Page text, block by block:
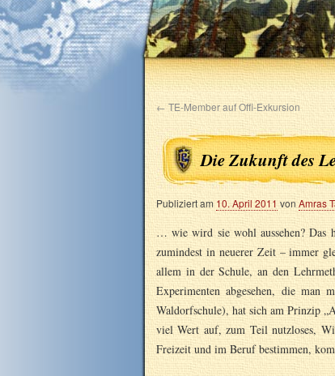
← TE-Member auf Offi-Exkursion
Die Zukunft des
Publiziert am 10. April 2011 von Amras
… wie wird sie wohl aussehen? Das
zumindest in neuerer Zeit – immer
allem in der Schule, an den
Experimenten abgesehen, die man
Waldorfschule), hat sich am Prinzip
viel Wert auf, zum Teil nutzloses,
Freizeit und im Beruf bestimmen,